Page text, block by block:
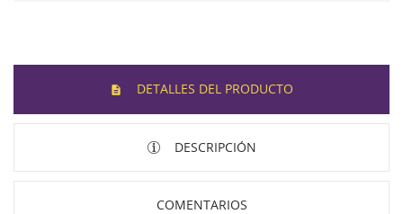
DETALLES DEL PRODUCTO
DESCRIPCIÓN
COMENTARIOS